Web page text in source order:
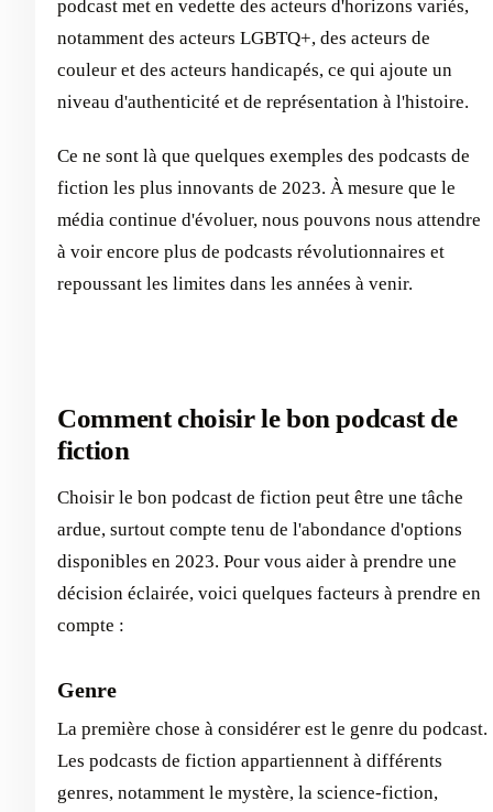
podcast met en vedette des acteurs d'horizons variés,
notamment des acteurs LGBTQ+, des acteurs de
couleur et des acteurs handicapés, ce qui ajoute un
niveau d'authenticité et de représentation à l'histoire.
Ce ne sont là que quelques exemples des podcasts de
fiction les plus innovants de 2023. À mesure que le
média continue d'évoluer, nous pouvons nous attendre
à voir encore plus de podcasts révolutionnaires et
repoussant les limites dans les années à venir.
Comment choisir le bon podcast de
fiction
Choisir le bon podcast de fiction peut être une tâche
ardue, surtout compte tenu de l'abondance d'options
disponibles en 2023. Pour vous aider à prendre une
décision éclairée, voici quelques facteurs à prendre en
compte :
Genre
La première chose à considérer est le genre du podcast.
Les podcasts de fiction appartiennent à différents
genres, notamment le mystère, la science-fiction,